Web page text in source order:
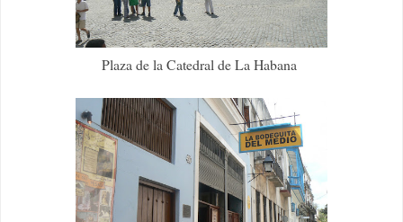
Plaza de la Catedral de La Habana